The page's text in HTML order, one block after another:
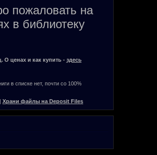
пожаловать на
в библиотеку
О ценах и как купить - здесь
в списке нет, почти со 100%
Храни файлы на Deposit Files